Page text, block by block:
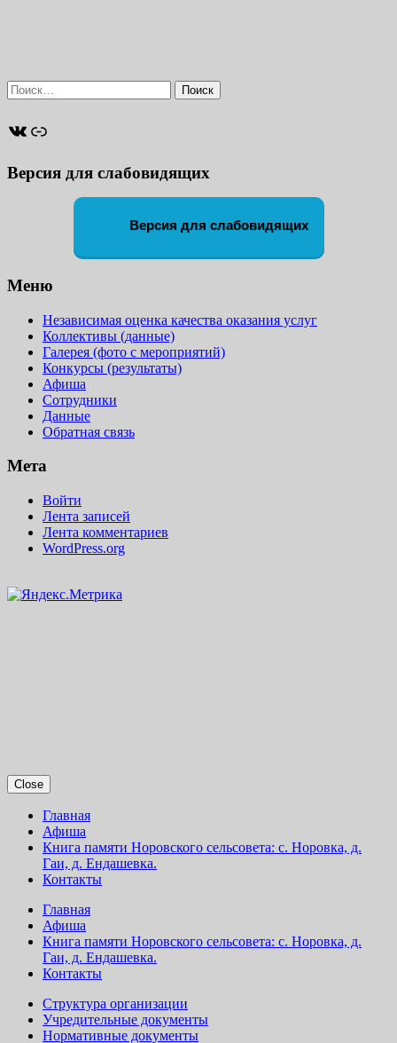
Найти:
ВКонтакте
Ссылка
Версия для слабовидящих
Версия для слабовидящих
Меню
Независимая оценка качества оказания услуг
Коллективы (данные)
Галерея (фото с мероприятий)
Конкурсы (результаты)
Афиша
Сотрудники
Данные
Обратная связь
Мета
Войти
Лента записей
Лента комментариев
WordPress.org
Close
Главная
Афиша
Книга памяти Норовского сельсовета: с. Норовка, д.
Гаи, д. Ендашевка.
Контакты
Главная
Афиша
Книга памяти Норовского сельсовета: с. Норовка, д.
Гаи, д. Ендашевка.
Контакты
Структура организации
Учредительные документы
Нормативные документы